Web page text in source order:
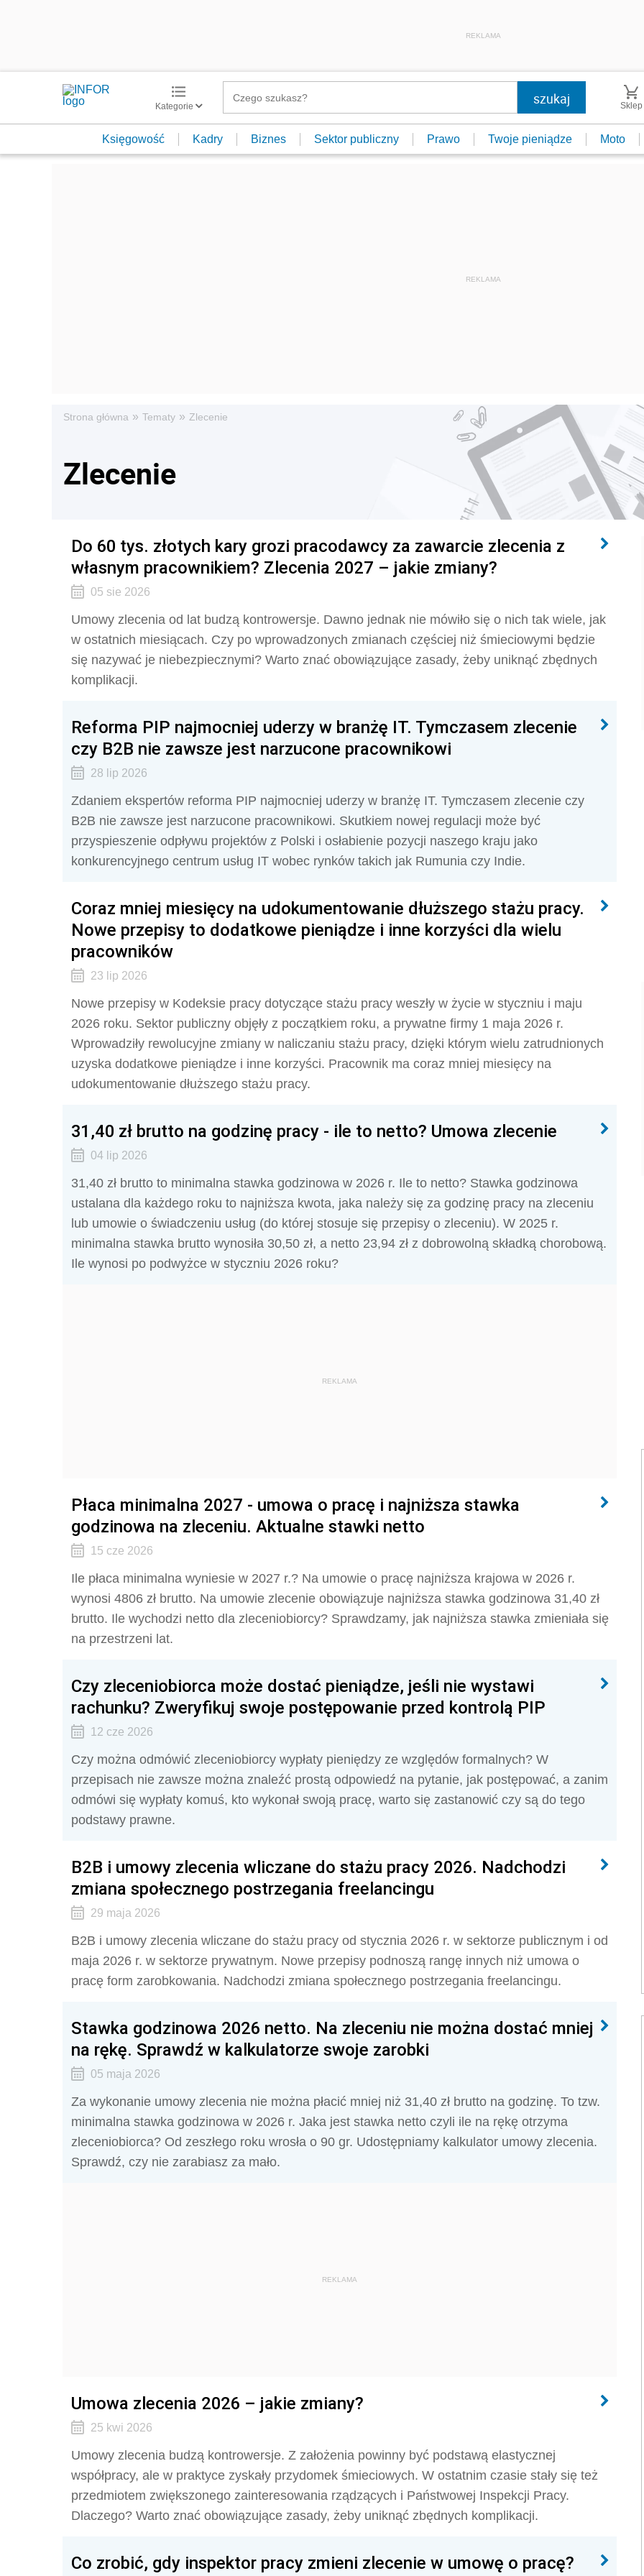
REKLAMA
Kategorie Sklep
Księgowość Kadry Biznes Sektor publiczny Prawo Twoje pieniądze Moto
Strona główna » Tematy » Zlecenie
Zlecenie
Do 60 tys. złotych kary grozi pracodawcy za zawarcie zlecenia z
własnym pracownikiem? Zlecenia 2027 – jakie zmiany?
05 sie 2026
Umowy zlecenia od lat budzą kontrowersje. Dawno jednak nie mówiło się o nich tak wiele, jak
w ostatnich miesiącach. Czy po wprowadzonych zmianach częściej niż śmieciowymi będzie
się nazywać je niebezpiecznymi? Warto znać obowiązujące zasady, żeby uniknąć zbędnych
komplikacji.
Reforma PIP najmocniej uderzy w branżę IT. Tymczasem zlecenie
czy B2B nie zawsze jest narzucone pracownikowi
28 lip 2026
Zdaniem ekspertów reforma PIP najmocniej uderzy w branżę IT. Tymczasem zlecenie czy
B2B nie zawsze jest narzucone pracownikowi. Skutkiem nowej regulacji może być
przyspieszenie odpływu projektów z Polski i osłabienie pozycji naszego kraju jako
konkurencyjnego centrum usług IT wobec rynków takich jak Rumunia czy Indie.
Coraz mniej miesięcy na udokumentowanie dłuższego stażu pracy.
Nowe przepisy to dodatkowe pieniądze i inne korzyści dla wielu
pracowników
23 lip 2026
Nowe przepisy w Kodeksie pracy dotyczące stażu pracy weszły w życie w styczniu i maju
2026 roku. Sektor publiczny objęły z początkiem roku, a prywatne firmy 1 maja 2026 r.
Wprowadziły rewolucyjne zmiany w naliczaniu stażu pracy, dzięki którym wielu zatrudnionych
uzyska dodatkowe pieniądze i inne korzyści. Pracownik ma coraz mniej miesięcy na
udokumentowanie dłuższego stażu pracy.
31,40 zł brutto na godzinę pracy - ile to netto? Umowa zlecenie
04 lip 2026
31,40 zł brutto to minimalna stawka godzinowa w 2026 r. Ile to netto? Stawka godzinowa
ustalana dla każdego roku to najniższa kwota, jaka należy się za godzinę pracy na zleceniu
lub umowie o świadczeniu usług (do której stosuje się przepisy o zleceniu). W 2025 r.
minimalna stawka brutto wynosiła 30,50 zł, a netto 23,94 zł z dobrowolną składką chorobową.
Ile wynosi po podwyżce w styczniu 2026 roku?
REKLAMA
Płaca minimalna 2027 - umowa o pracę i najniższa stawka
godzinowa na zleceniu. Aktualne stawki netto
15 cze 2026
Ile płaca minimalna wyniesie w 2027 r.? Na umowie o pracę najniższa krajowa w 2026 r.
wynosi 4806 zł brutto. Na umowie zlecenie obowiązuje najniższa stawka godzinowa 31,40 zł
brutto. Ile wychodzi netto dla zleceniobiorcy? Sprawdzamy, jak najniższa stawka zmieniała się
na przestrzeni lat.
Czy zleceniobiorca może dostać pieniądze, jeśli nie wystawi
rachunku? Zweryfikuj swoje postępowanie przed kontrolą PIP
12 cze 2026
Czy można odmówić zleceniobiorcy wypłaty pieniędzy ze względów formalnych? W
przepisach nie zawsze można znaleźć prostą odpowiedź na pytanie, jak postępować, a zanim
odmówi się wypłaty komuś, kto wykonał swoją pracę, warto się zastanowić czy są do tego
podstawy prawne.
B2B i umowy zlecenia wliczane do stażu pracy 2026. Nadchodzi
zmiana społecznego postrzegania freelancingu
29 maja 2026
B2B i umowy zlecenia wliczane do stażu pracy od stycznia 2026 r. w sektorze publicznym i od
maja 2026 r. w sektorze prywatnym. Nowe przepisy podnoszą rangę innych niż umowa o
pracę form zarobkowania. Nadchodzi zmiana społecznego postrzegania freelancingu.
Stawka godzinowa 2026 netto. Na zleceniu nie można dostać mniej
na rękę. Sprawdź w kalkulatorze swoje zarobki
05 maja 2026
Za wykonanie umowy zlecenia nie można płacić mniej niż 31,40 zł brutto na godzinę. To tzw.
minimalna stawka godzinowa w 2026 r. Jaka jest stawka netto czyli ile na rękę otrzyma
zleceniobiorca? Od zeszłego roku wrosła o 90 gr. Udostępniamy kalkulator umowy zlecenia.
Sprawdź, czy nie zarabiasz za mało.
REKLAMA
Umowa zlecenia 2026 – jakie zmiany?
25 kwi 2026
Umowy zlecenia budzą kontrowersje. Z założenia powinny być podstawą elastycznej
współpracy, ale w praktyce zyskały przydomek śmieciowych. W ostatnim czasie stały się też
przedmiotem zwiększonego zainteresowania rządzących i Państwowej Inspekcji Pracy.
Dlaczego? Warto znać obowiązujące zasady, żeby uniknąć zbędnych komplikacji.
Co zrobić, gdy inspektor pracy zmieni zlecenie w umowę o pracę?